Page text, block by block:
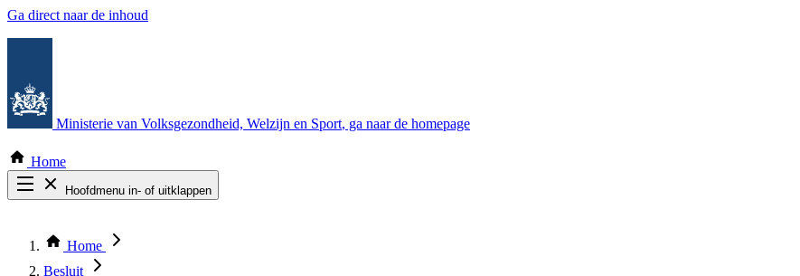
Ga direct naar de inhoud
Ministerie van Volksgezondheid, Welzijn en Sport, ga naar de homepage
Home
Hoofdmenu in- of uitklappen
Thema COVID-19
Bekijk per bestuursorgaan
Home
Besluit